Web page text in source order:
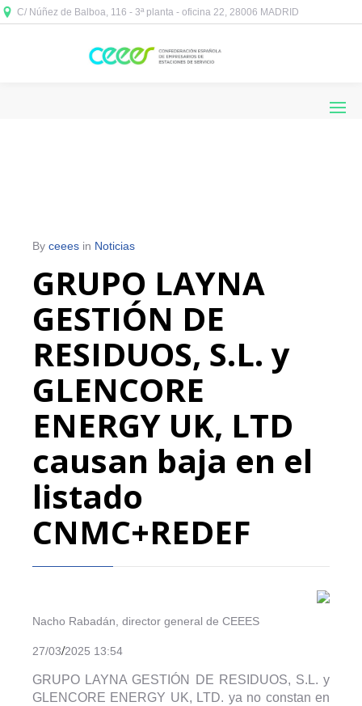
C/ Núñez de Balboa, 116 - 3ª planta - oficina 22, 28006 MADRID
By ceees in Noticias
GRUPO LAYNA
GESTIÓN DE
RESIDUOS, S.L. y
GLENCORE
ENERGY UK, LTD
causan baja en el
listado
CNMC+REDEF
Nacho Rabadán, director general de CEEES
27/03/2025 13:54
GRUPO LAYNA GESTIÓN DE RESIDUOS, S.L. y
GLENCORE ENERGY UK, LTD. ya no constan en